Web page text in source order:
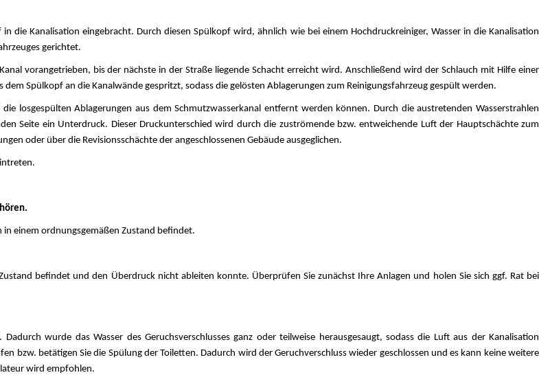
die Kanalisation eingebracht. Durch diesen Spülkopf wird, ähnlich wie bei einem Hochdruckreiniger, Wasser in die Kanalisation
gerichtet.
vorangetrieben, bis der nächste in der Straße liegende Schacht erreicht wird. Anschließend wird der Schlauch mit Hilfe einer
Spülkopf an die Kanalwände gespritzt, sodass die gelösten Ablagerungen zum Reinigungsfahrzeug gespült werden.
losgespülten Ablagerungen aus dem Schmutzwasserkanal entfernt werden können. Durch die austretenden Wasserstrahlen
Seite ein Unterdruck. Dieser Druckunterschied wird durch die zuströmende bzw. entweichende Luft der Hauptschächte zum
oder über die Revisionsschächte der angeschlossenen Gebäude ausgeglichen.
in einem ordnungsgemäßen Zustand befindet.
befindet und den Überdruck nicht ableiten konnte. Überprüfen Sie zunächst Ihre Anlagen und holen Sie sich ggf. Rat bei
wurde das Wasser des Geruchsverschlusses ganz oder teilweise herausgesaugt, sodass die Luft aus der Kanalisation
bzw. betätigen Sie die Spülung der Toiletten. Dadurch wird der Geruchverschluss wieder geschlossen und es kann keine weitere
wird empfohlen.